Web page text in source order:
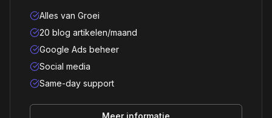
Alles van Groei
20 blog artikelen/maand
Google Ads beheer
Social media
Same-day support
Meer informatie